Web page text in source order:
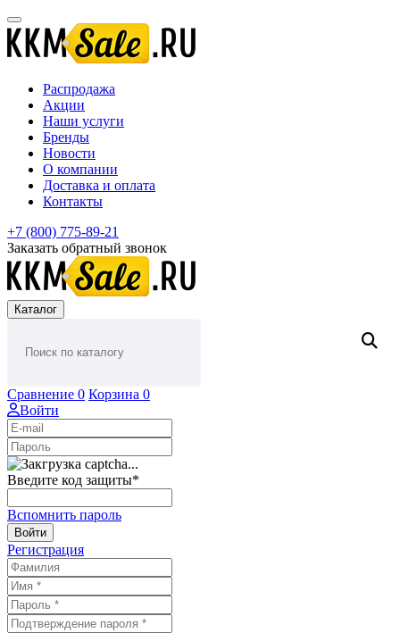
Распродажа
Акции
Наши услуги
Бренды
Новости
О компании
Доставка и оплата
Контакты
+7 (800) 775-89-21
Заказать обратный звонок
Каталог
Сравнение 0 Корзина 0
Войти
Введите код защиты*
Вспомнить пароль
Войти
Регистрация